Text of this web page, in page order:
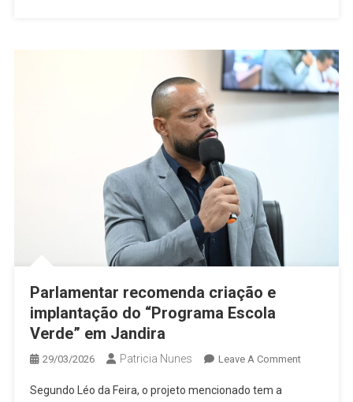
Parlamentar recomenda criação e
implantação do “Programa Escola
Verde” em Jandira
29/03/2026 Patricia Nunes Leave A CommentOn
Segundo Léo da Feira, o projeto mencionado tem a